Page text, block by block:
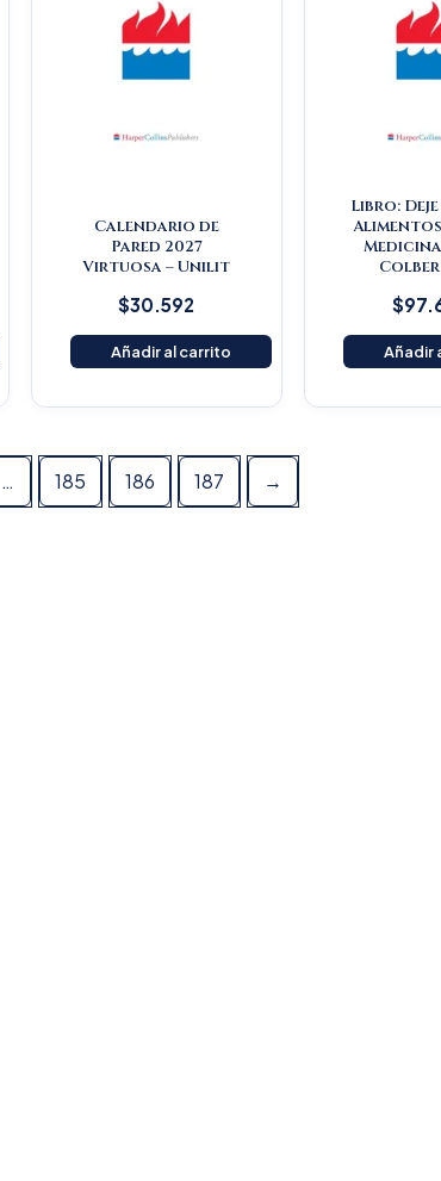
Calendario de
Pared 2027
Virtuosa – Unilit
$30.592
Añadir al carrito
Libro:
Alimentos
$
Añadir
… 185 186 187 →